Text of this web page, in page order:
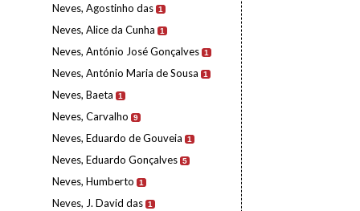
Neves, Agostinho das 1
Neves, Alice da Cunha 1
Neves, António José Gonçalves 1
Neves, António Maria de Sousa 1
Neves, Baeta 1
Neves, Carvalho 9
Neves, Eduardo de Gouveia 1
Neves, Eduardo Gonçalves 5
Neves, Humberto 1
Neves, J. David das 1